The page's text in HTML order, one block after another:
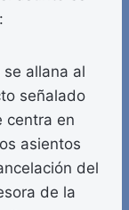
allana al
señalado
centra en
asientos
del
de la